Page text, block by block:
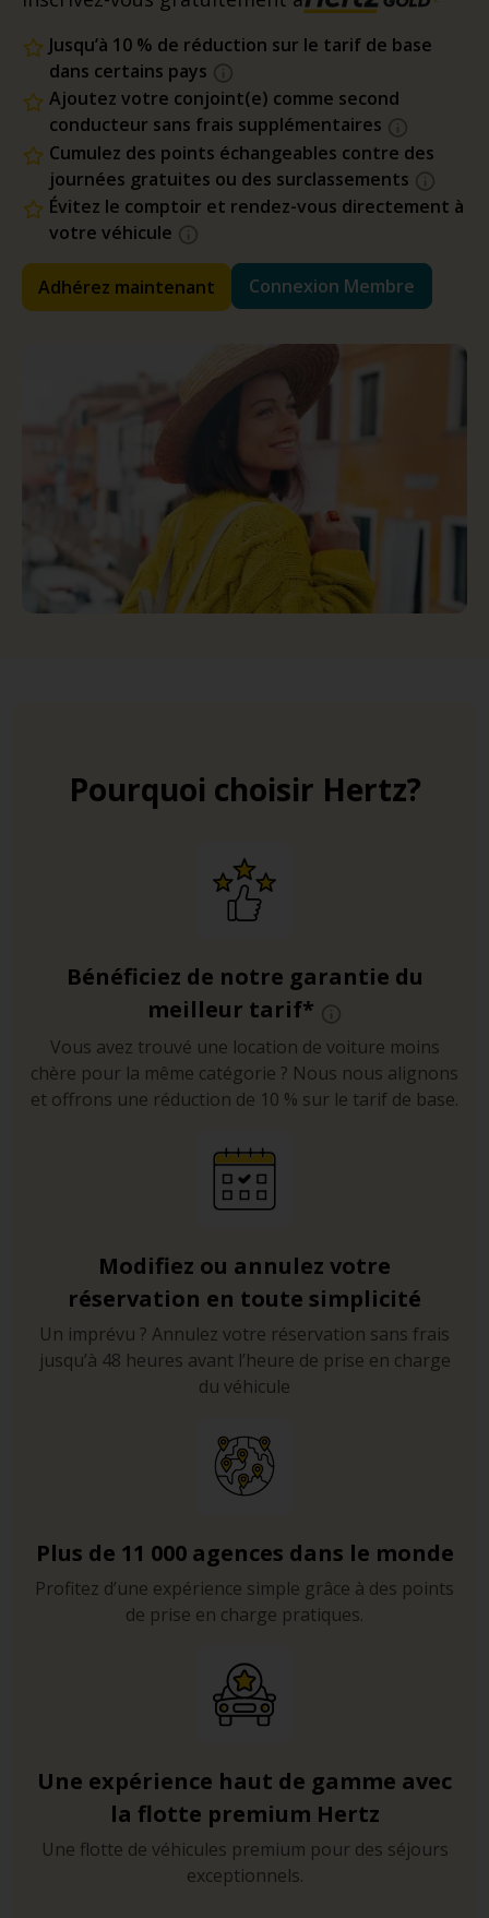
Jusqu’à 10 % de réduction sur le tarif de base
dans certains pays
Ajoutez votre conjoint(e) comme second
conducteur sans frais supplémentaires
Cumulez des points échangeables contre des
journées gratuites ou des surclassements
Évitez le comptoir et rendez-vous directement à
votre véhicule
Adhérez maintenant Connexion Membre
Pourquoi choisir Hertz?
Bénéficiez de notre garantie du
meilleur tarif*
Vous avez trouvé une location de voiture moins
chère pour la même catégorie ? Nous nous alignons
et offrons une réduction de 10 % sur le tarif de base.
Modifiez ou annulez votre
réservation en toute simplicité
Un imprévu ? Annulez votre réservation sans frais
jusqu’à 48 heures avant l’heure de prise en charge
du véhicule
Plus de 11 000 agences dans le monde
Profitez d’une expérience simple grâce à des points
de prise en charge pratiques.
Une expérience haut de gamme avec
la flotte premium Hertz
Une flotte de véhicules premium pour des séjours
exceptionnels.